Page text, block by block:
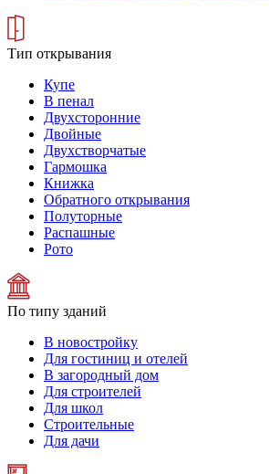
Тип открывания
Купе
В пенал
Двухсторонние
Двойные
Двухстворчатые
Гармошка
Книжка
Обратного открывания
Полуторные
Распашные
Рото
По типу зданий
В новостройку
Для гостиниц и отелей
В загородный дом
Для строителей
Для школ
Строительные
Для дачи